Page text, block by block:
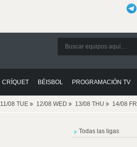
CRÍQUET BÉISBOL PROGRAMACIÓN TV
11/08 TUE 12/08 WED 13/08 THU 14/08 FRI
Todas las ligas